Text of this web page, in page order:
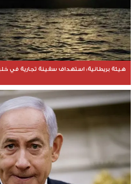
هيئة بريطانية: استهداف سفينة تجارية في